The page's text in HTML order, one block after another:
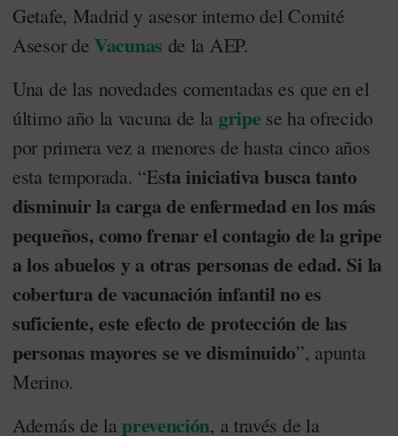
Getafe, Madrid y asesor interno del Comité
Asesor de Vacunas de la AEP.
Una de las novedades comentadas es que en el
último año la vacuna de la gripe se ha ofrecido
por primera vez a menores de hasta cinco años
esta temporada. “Esta iniciativa busca tanto
disminuir la carga de enfermedad en los más
pequeños, como frenar el contagio de la gripe
a los abuelos y a otras personas de edad. Si la
cobertura de vacunación infantil no es
suficiente, este efecto de protección de las
personas mayores se ve disminuido”, apunta
Merino.
Además de laprevención, a través de la